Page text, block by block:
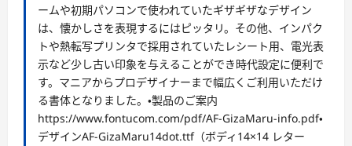
ームや初期パソコンで使われていたギザギザなデザイン
は、懐かしさを表現するにはピッタリ。その他、インパク
トや熱転写プリンタで採用されていたレシート用、電光表
示など少し古い印象を与えることができ時代設定に便利で
す。マニアからプロデザイナーまで幅広くご利用いただけ
る書体となりました。・製品のご案内
https://www.fontucom.com/pdf/AF-GizaMaru-info.pdf・
デザインAF-GizaMaru14dot.ttf（ボディ14×14 レター